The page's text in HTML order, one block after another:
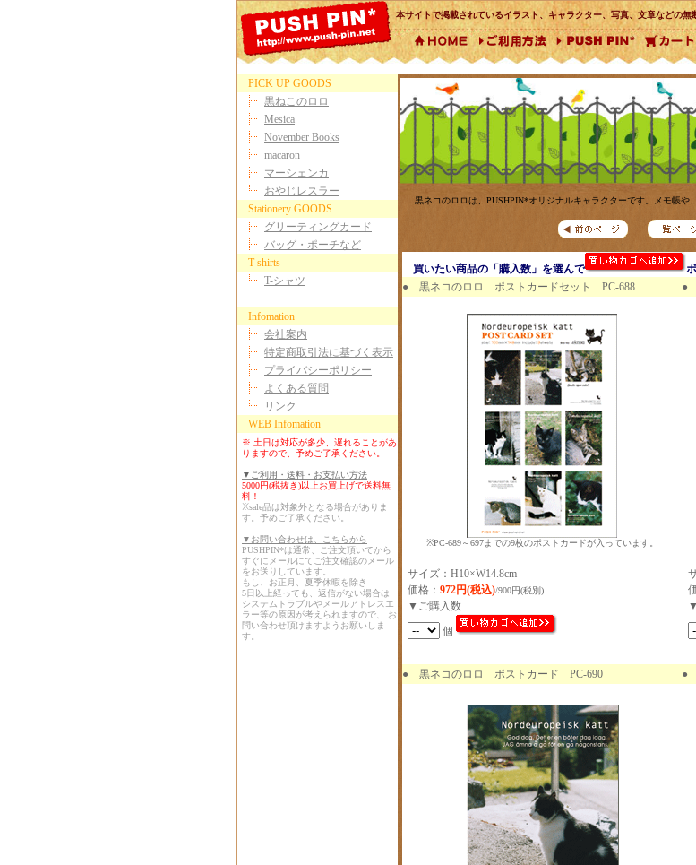
本サイトで掲載されているイラスト、キャラクター、写真、文章などの無
PICK UP GOODS
黒ねこのロロ
Mesica
November Books
macaron
マーシェンカ
おやじレスラー
Stationery GOODS
グリーティングカード
バッグ・ポーチなど
T-shirts
T-シャツ
Infomation
会社案内
特定商取引法に基づく表示
プライバシーポリシー
よくある質問
リンク
WEB Infomation
※ 土日は対応が多少、遅れることがあ
りますので、予めご了承ください。
▼ご利用・送料・お支払い方法
5000円(税抜き)以上お買上げで送料無
料！
※sale品は対象外となる場合がありま
す。予めご了承ください。
▼お問い合わせは、こちらから
PUSHPIN*は通常、ご注文頂いてから
すぐにメールにてご注文確認のメール
をお送りしています。
もし、お正月、夏季休暇を除き
5日以上経っても、返信がない場合は
システムトラブルやメールアドレスエ
ラー等の原因が考えられますので、 お
問い合わせ頂けますようお願いしま
す。
黒ネコのロロは、PUSHPIN*オリジナルキャラクターです。メモ帳や
買いたい商品の「購入数」を選んで
● 黒ネコのロロ ポストカードセット PC-688 ●
※PC-689～697までの9枚のポストカードが入っています。
サイズ：H10×W14.8cm
価格： 972円(税込)/900円(税別)
▼ご購入数
個
● 黒ネコのロロ ポストカード PC-690 ●